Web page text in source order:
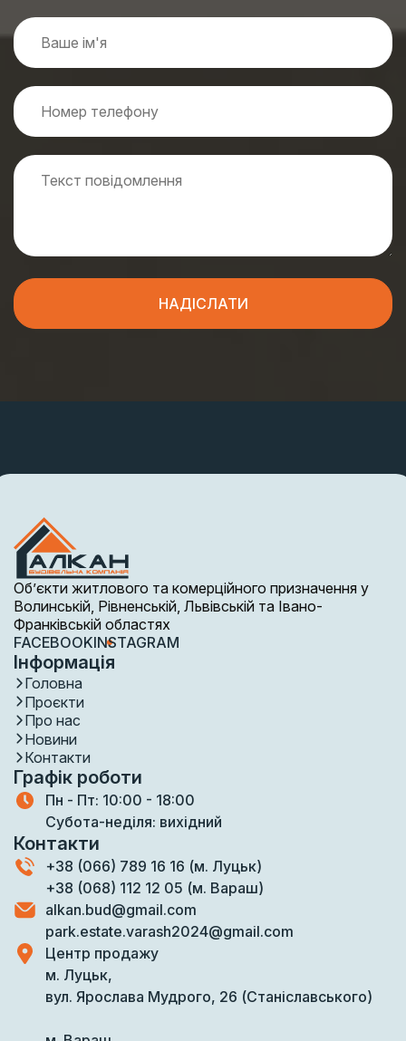
Об’єкти житлового та комерційного призначення у
Волинській, Рівненській, Львівській та Івано-
Франківській областях
FACEBOOKINSTAGRAM
Інформація
Головна
Проєкти
Про нас
Новини
Контакти
Графік роботи
Пн - Пт: 10:00 - 18:00
Субота-неділя: вихідний
Контакти
+38 (066) 789 16 16 (м. Луцьк)
+38 (068) 112 12 05 (м. Вараш)
alkan.bud@gmail.com
park.estate.varash2024@gmail.com
Центр продажу
м. Луцьк,
вул. Ярослава Мудрого, 26 (Станіславського)